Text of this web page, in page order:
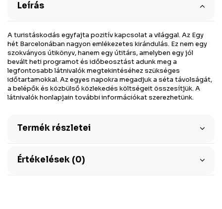
Leírás
A turistáskodás egyfajta pozitív kapcsolat a világgal. Az Egy
hét Barcelonában nagyon emlékezetes kirándulás. Ez nem egy
szokványos útikönyv, hanem egy útitárs, amelyben egy jól
bevált heti programot és időbeosztást adunk meg a
legfontosabb látnivalók megtekintéséhez szükséges
időtartamokkal. Az egyes napokra megadjuk a séta távolságát,
a belépők és közbülső közlekedés költségeit összesítjük. A
látnivalók honlapjain további információkat szerezhetünk.
Termék részletei
Értékelések (0)